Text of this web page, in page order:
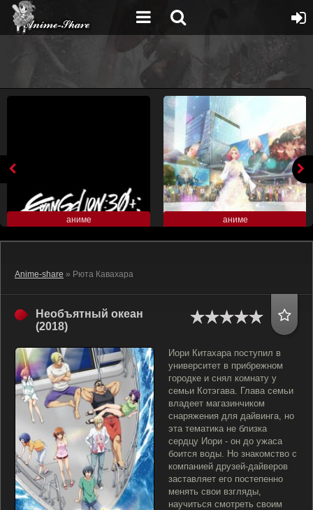
аниме аниме
Anime-share » Рюта Кавахара
Необъятный океан
(2018)
Иори Китахара поступил в
университет в прибрежном
городке и снял комнату у
семьи Котэгава. Глава семьи
владеет магазинчиком
снаряжения для дайвинга, но
эта тематика не близка
сердцу Иори - он до ужаса
боится воды. Но знакомство с
компанией друзей-дайверов
заставляет его постепенно
менять свои взгляды,
научиться смотреть своим